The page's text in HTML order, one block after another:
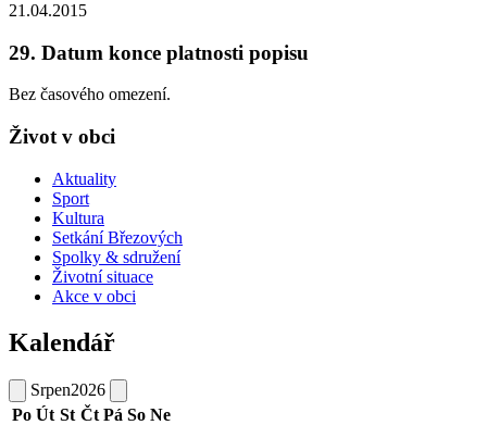
21.04.2015
29. Datum konce platnosti popisu
Bez časového omezení.
Život v obci
Aktuality
Sport
Kultura
Setkání Březových
Spolky & sdružení
Životní situace
Akce v obci
Kalendář
Srpen2026
Po Út St Čt Pá So Ne